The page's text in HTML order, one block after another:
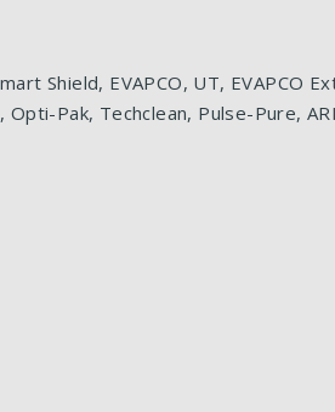
Shield, EVAPCO, UT, EVAPCO
Pak, Techclean, Pulse-Pure,